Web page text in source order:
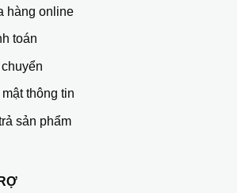
hàng online
toán
thông tin
sản phẩm